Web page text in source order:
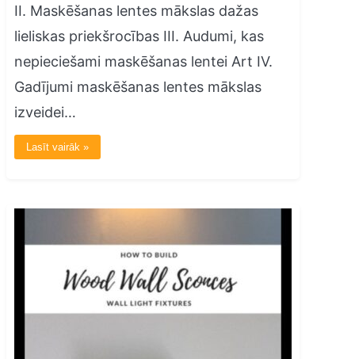
II. Maskēšanas lentes mākslas dažas
lieliskas priekšrocības III. Audumi, kas
nepieciešami maskēšanas lentei Art IV.
Gadījumi maskēšanas lentes mākslas
izveidei…
Lasīt vairāk »